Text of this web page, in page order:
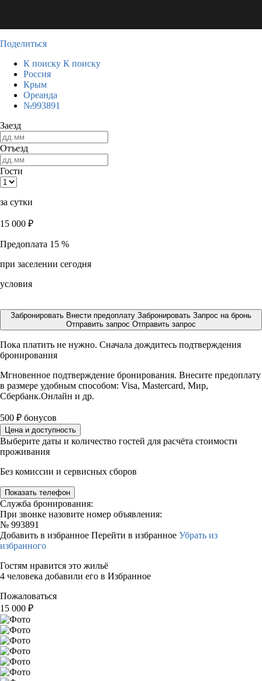
Поделиться
К поиску К поиску
Россия
Крым
Ореанда
№993891
Заезд
Отъезд
Гости
за сутки
15 000 ₽
Предоплата 15 %
при заселении сегодня
условия
Забронировать Внести предоплату Забронировать Запрос на бронь
Отправить запрос Отправить запрос
Пока платить не нужно. Сначала дождитесь подтверждения
бронирования
Мгновенное подтверждение бронирования. Внесите предоплату
в размере удобным способом: Visa, Mastercard, Мир,
Сбербанк.Онлайн и др.
500 ₽ бонусов
Цена и доступность
Выберите даты и количество гостей для расчёта стоимости
проживания
Без комиссии и сервисных сборов
Показать телефон
Служба бронирования:
При звонке назовите номер объявления:
№ 993891
Добавить в избранное Перейти в избранное Убрать из
избранного
Гостям нравится это жильё
4 человека добавили его в Избранное
Пожаловаться
15 000 ₽